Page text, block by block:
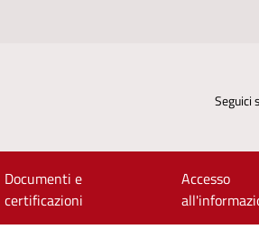
Seguici
Documenti e
certificazioni
Accesso